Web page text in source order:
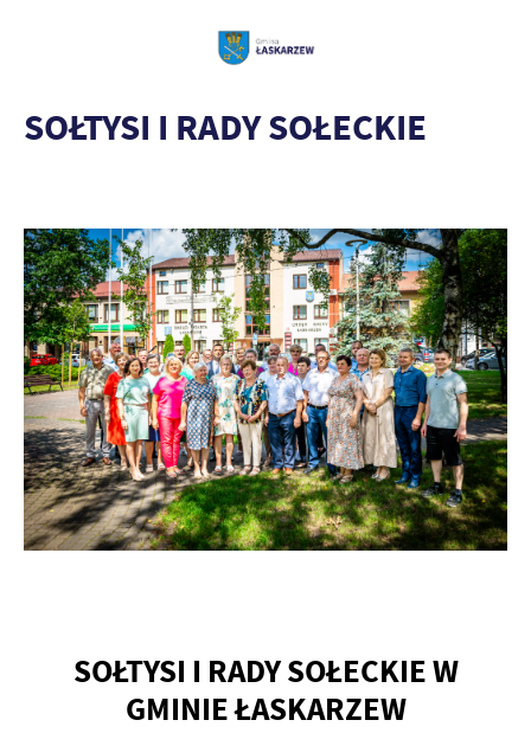
SOŁTYSI I RADY SOŁECKIE
SOŁTYSI I RADY SOŁECKIE W
GMINIE ŁASKARZEW